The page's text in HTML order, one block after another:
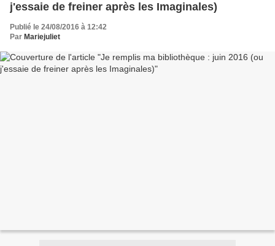
j'essaie de freiner après les Imaginales)
Publié le 24/08/2016 à 12:42
Par Mariejuliet